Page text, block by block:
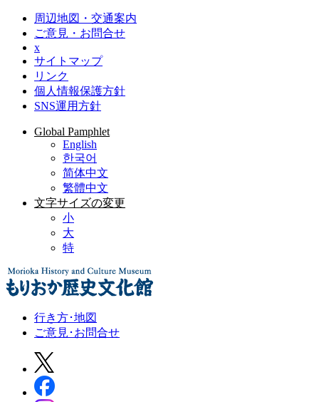
周辺地図・交通案内
ご意見・お問合せ
x
サイトマップ
リンク
個人情報保護方針
SNS運用方針
Global Pamphlet
English
한국어
简体中文
繁體中文
文字サイズの変更
小
大
特
行き方･地図
ご意見･お問合せ